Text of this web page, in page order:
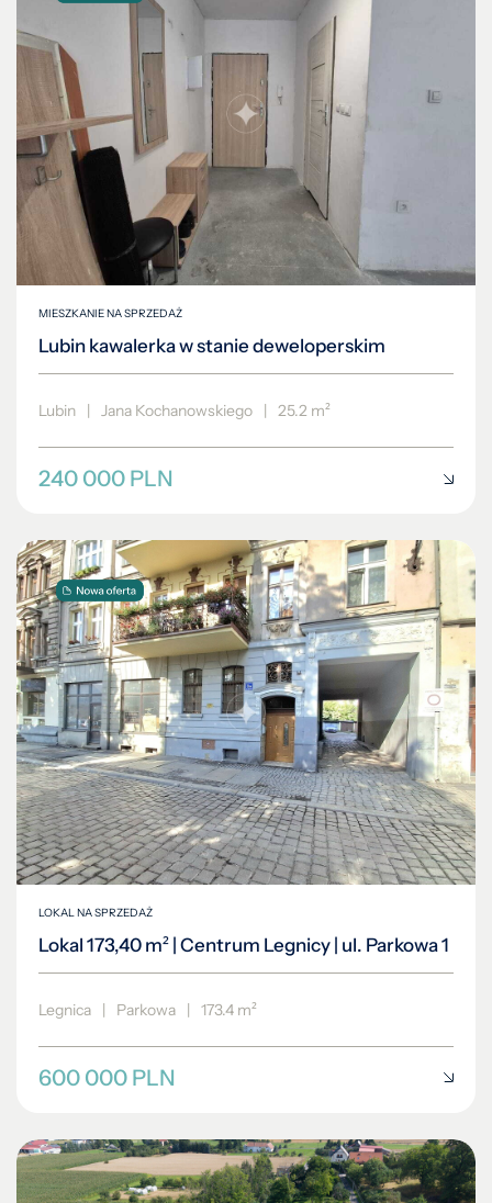
MIESZKANIE NA SPRZEDAŻ
Lubin kawalerka w stanie deweloperskim
Lubin Jana Kochanowskiego 25.2 m²
240 000 PLN
LOKAL NA SPRZEDAŻ
Lokal 173,40 m² | Centrum Legnicy | ul. Parkowa 1
Legnica | Parkowa | 173.4 m²
600 000 PLN